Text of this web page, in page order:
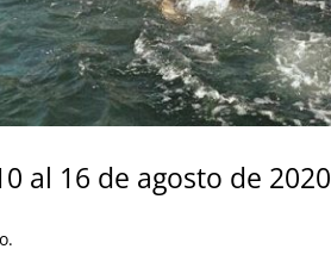
al 16 de agosto de 2020